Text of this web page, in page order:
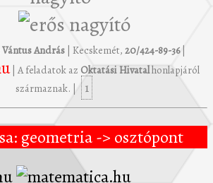
Vántus András | Kecskemét, 20/424-89-36|
| A feladatok az Oktatási Hivatalhonlapjáról
származnak. |
1
geometria -> osztópont